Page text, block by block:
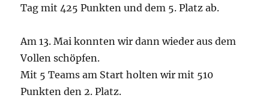
Tag mit 425 Punkten und dem 5. Platz ab.
Am 13. Mai konnten wir dann wieder aus dem
Vollen schöpfen.
Mit 5 Teams am Start holten wir mit 510
Punkten den 2. Platz.